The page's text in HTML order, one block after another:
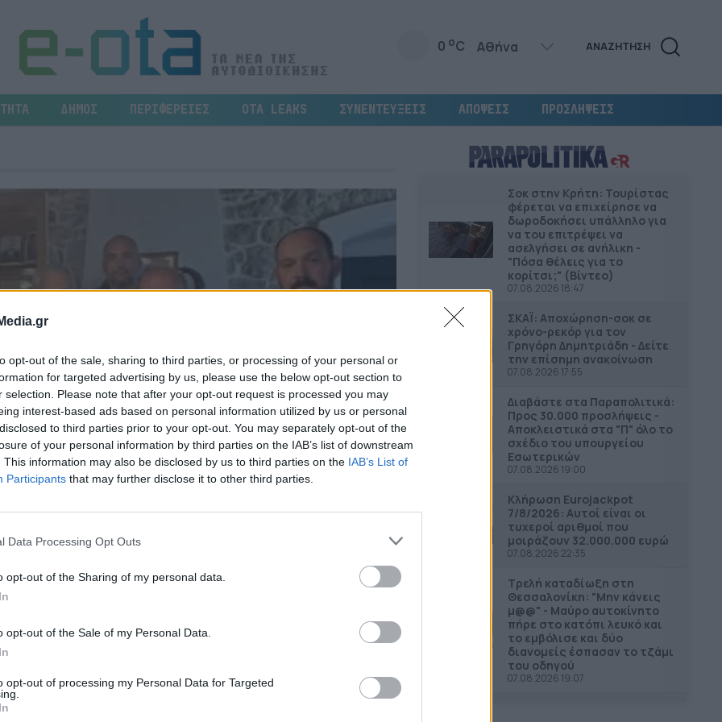
opt-out of the sale, sharing to third parties, or processing of your personal or
for targeted advertising by us, please use the below opt-out section to
selection. Please note that after your opt-out request is processed you may
interest-based ads based on personal information utilized by us or personal
to third parties prior to your opt-out. You may separately opt-out of the
of your personal information by third parties on the IAB’s list of downstream
This information may also be disclosed by us to third parties on the IAB’s List of
Participants that may further disclose it to other third parties.
Data Processing Opt Outs
opt-out of the Sharing of my personal data.
opt-out of the Sale of my Personal Data.
opt-out of processing my Personal Data for Targeted
0 oC ΑΝΑΖΗΤΗΣΗ
ΔΗΜΟΙ ΠΕΡΙΦΕΡΕΙΕΣ OTA LEAKS ΣΥΝΕΝΤΕΥΞΕΙΣ ΑΠΟΨΕΙΣ ΠΡΟΣΛΗΨΕΙΣ
Χέλι
Περιφέρειας Πελοποννήσου για την
ανάγκες.
Σοκ στην Κρήτη: Τουρίστας
φέρεται να επιχείρησε να
δωροδοκήσει υπάλληλο για
να του επιτρέψει να
ασελγήσει σε ανήλικη -
"Πόσα θέλεις για το
κορίτσι;" (Βίντεο)
07.08.2026 18:47
ΣΚΑΪ: Αποχώρηση-σοκ σε
χρόνο-ρεκόρ για τον
Γρηγόρη Δημητριάδη - Δείτε
την επίσημη ανακοίνωση
07.08.2026 17:55
Διαβάστε στα Παραπολιτικά:
Προς 30.000 προσλήψεις -
Αποκλειστικά στα "Π" όλο το
σχέδιο του υπουργείου
Εσωτερικών
07.08.2026 19:00
Κλήρωση Eurojackpot
7/8/2026: Αυτοί είναι οι
τυχεροί αριθμοί που
μοιράζουν 32.000.000 ευρώ
07.08.2026 22:35
Τρελή καταδίωξη στη
Θεσσαλονίκη: "Μην κάνεις
μ@@" - Μαύρο αυτοκίνητο
πήρε στο κατόπι λευκό και
το εμβόλισε και δύο
διανομείς έσπασαν το τζάμι
του οδηγού
07.08.2026 19:07